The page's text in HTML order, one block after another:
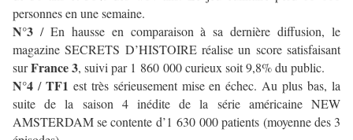
personnes en une semaine.
N°3 / En hausse en comparaison à sa dernière diffusion, le
magazine SECRETS D’HISTOIRE réalise un score satisfaisant
surFrance 3, suivi par 1 860 000 curieux soit 9,8% du public.
N°4 / TF1 est très sérieusement mise en échec. Au plus bas, la
suite de la saison 4 inédite de la série américaine NEW
AMSTERDAM se contente d’1 630 000 patients (moyenne des 3